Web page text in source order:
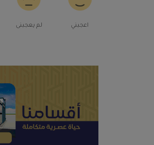
اعجبني لم يعجبنى